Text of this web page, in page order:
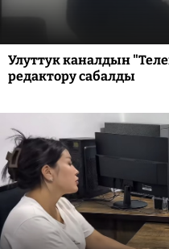
Улуттук каналдын
редактору сабалды